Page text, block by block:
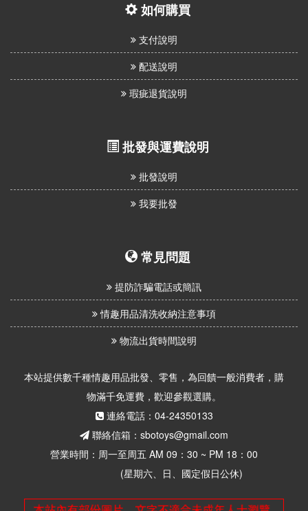
如何購買
支付說明
配送說明
瑕疵退貨說明
批發與運費說明
批發說明
我要批發
常見問題
提防詐騙電話或簡訊
情趣用品清洗收納注意事項
物流出貨時間說明
本站提供數千種情趣用品批發、零售，為回饋一般消費者，購
物滿千免運費，歡迎參觀選購。
連絡電話：04-24350133
聯絡信箱：sbotoys@gmail.com
營業時間：周一至周五 AM 09：30 ~ PM 18：00
(星期六、日、國定假日公休)